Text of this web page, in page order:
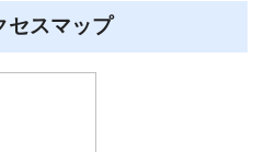
セスマップ